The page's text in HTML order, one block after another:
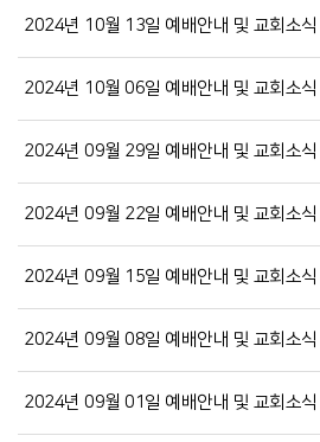
2024년 10월 13일 예배안내 및 교회소식
2024년 10월 06일 예배안내 및 교회소식
2024년 09월 29일 예배안내 및 교회소식
2024년 09월 22일 예배안내 및 교회소식
2024년 09월 15일 예배안내 및 교회소식
2024년 09월 08일 예배안내 및 교회소식
2024년 09월 01일 예배안내 및 교회소식